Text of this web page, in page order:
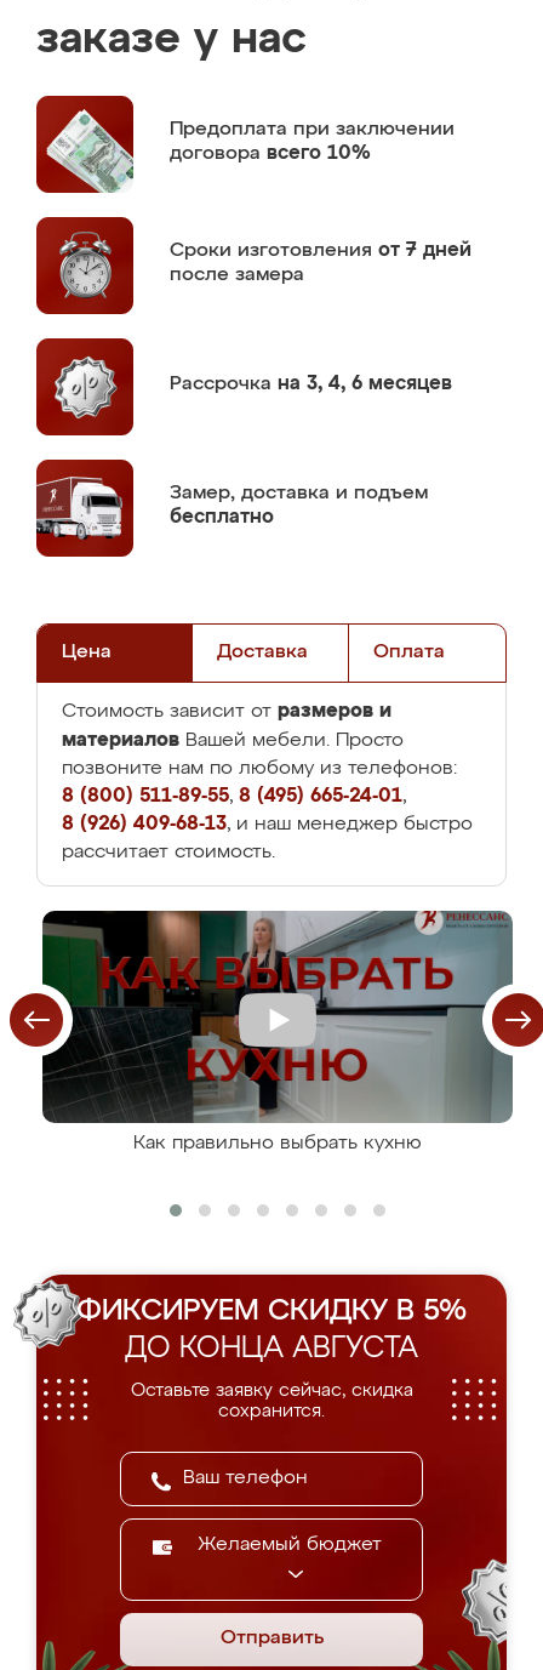
заказе у нас
Предоплата при заключении
договора всего 10%
Сроки изготовления от 7 дней
после замера
Рассрочка на 3, 4, 6 месяцев
Замер, доставка и подъем
бесплатно
Цена Доставка Оплата
Стоимость зависит от размеров и
материалов Вашей мебели. Просто
позвоните нам по любому из телефонов:
8 (800) 511-89-55, 8 (495) 665-24-01,
8 (926) 409-68-13, и наш менеджер быстро
рассчитает стоимость.
Как правильно выбрать кухню
ФИКСИРУЕМ СКИДКУ В 5%
ДО КОНЦА АВГУСТА
Оставьте заявку сейчас, скидка
сохранится.
Желаемый бюджет
Отправить